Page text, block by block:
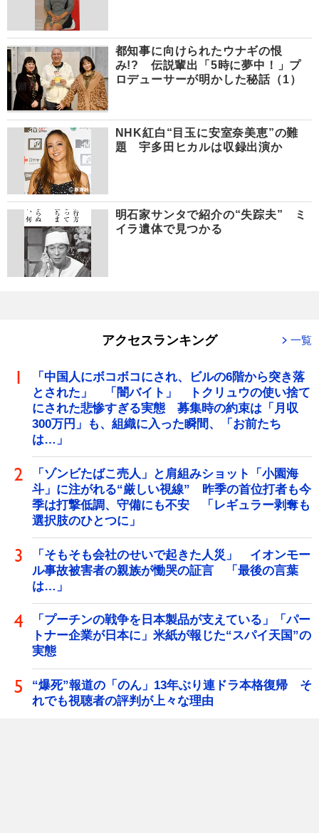
都知事に向けられたウナギの恨
み!? 伝説輩出「5時に夢中！」プ
ロデューサーが明かした秘話（1）
NHK紅白“目玉に安室奈美恵”の難
題 宇多田ヒカルは収録出演か
明石家サンタで紹介の“失踪夫” ミ
イラ遺体で見つかる
アクセスランキング 一覧
「中国人にボコボコにされ、ビルの6階から突き落
とされた」 「闇バイト」 トクリュウの使い捨て
にされた悲惨すぎる実態 募集時の約束は「月収
300万円」も、組織に入った瞬間、「お前たち
は…」
「ゾンビたばこ売人」と肩組みショット「小園海
斗」に注がれる“厳しい視線” 昨季の首位打者も今
季は打撃低調、守備にも不安 「レギュラー剥奪も
選択肢のひとつに」
「そもそも会社のせいで起きた人災」 イオンモー
ル事故被害者の親族が慟哭の証言 「最後の言葉
は…」
「プーチンの戦争を日本製品が支えている」「パー
トナー企業が日本に」米紙が報じた“スパイ天国”の
実態
“爆死”報道の「のん」13年ぶり連ドラ本格復帰 そ
れでも視聴者の評判が上々な理由